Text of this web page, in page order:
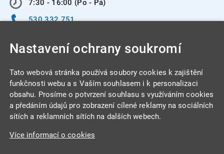
7:30 - 16:00 (Po - Pá)
530 332 751
INTEGRA CENTRUM s.r.o.
Jabloňová 662/7
Nastavení ochrany soukromí
Tato webová stránka používá soubory cookies k zajištění
funkčnosti webu a s Vaším souhlasem i k personalizaci
obsahu. Prosíme o potvrzení souhlasu s využíváním cookies
a předáním údajů pro zobrazení cílené reklamy na sociálních
sítích a reklamních sítích na dalších webech.
Více informací o cookies